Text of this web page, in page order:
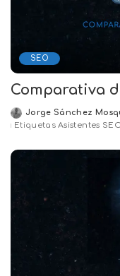
SEO
Comparativa
Posted
by
Jorge Sánchez
Etiquetas Asistentes